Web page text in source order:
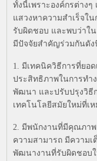
ทั้งนี้เพราะองค์กรต่าง
แสวงหาความสำเร็จใ
รับผิดชอบ และพบว่าใ
มีปัจจัยสำคัญร่วมกันดัง
1. มีเทคนิควิธีการที่ยอ
ประสิทธิภาพในการทำ
พัฒนา และปรับปรุงวิธี
เทคโนโลยีสมัยใหม่ที่เ
2. มีพนักงานที่มีคุณภา
ความสามารถ มีความเ
พัฒนางานที่รับผิดชอบใ